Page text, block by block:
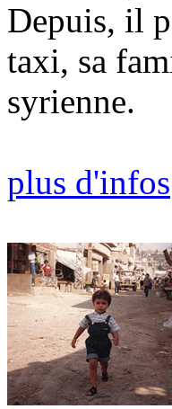
Depuis, il
taxi, sa
syrienne.
plus d'infos